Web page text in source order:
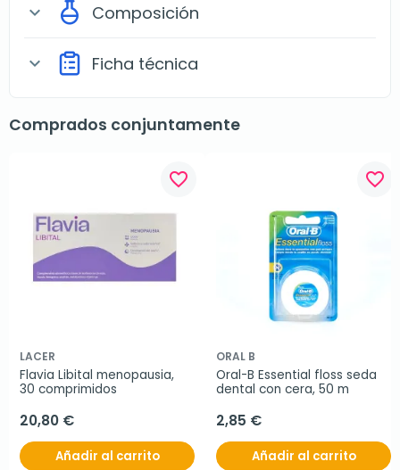
expand_more Composición
expand_more Ficha técnica
Comprados conjuntamente
favorite_border
LACER
Flavia Libital menopausia,
30 comprimidos
20,80 €
Añadir al carrito
favorite_border
ORAL B
Oral-B Essential floss seda
dental con cera, 50 m
2,85 €
Añadir al carrito